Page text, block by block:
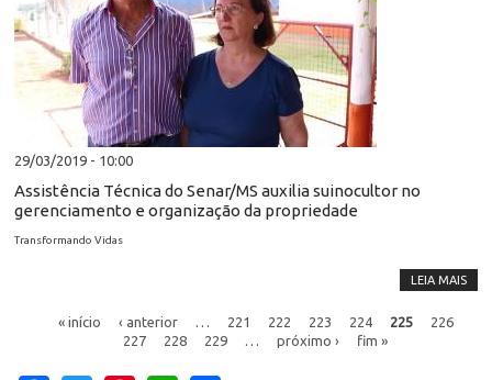
29/03/2019 - 10:00
Assistência Técnica do Senar/MS auxilia suinocultor no
gerenciamento e organização da propriedade
Transformando Vidas
LEIA MAIS
« início ‹ anterior … 221 222 223 224 225
226
227
228 229 … próximo › fim »